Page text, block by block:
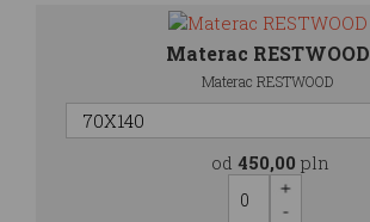
Materac RESTWOOD
Materac RESTWOOD
od 450,00 pln